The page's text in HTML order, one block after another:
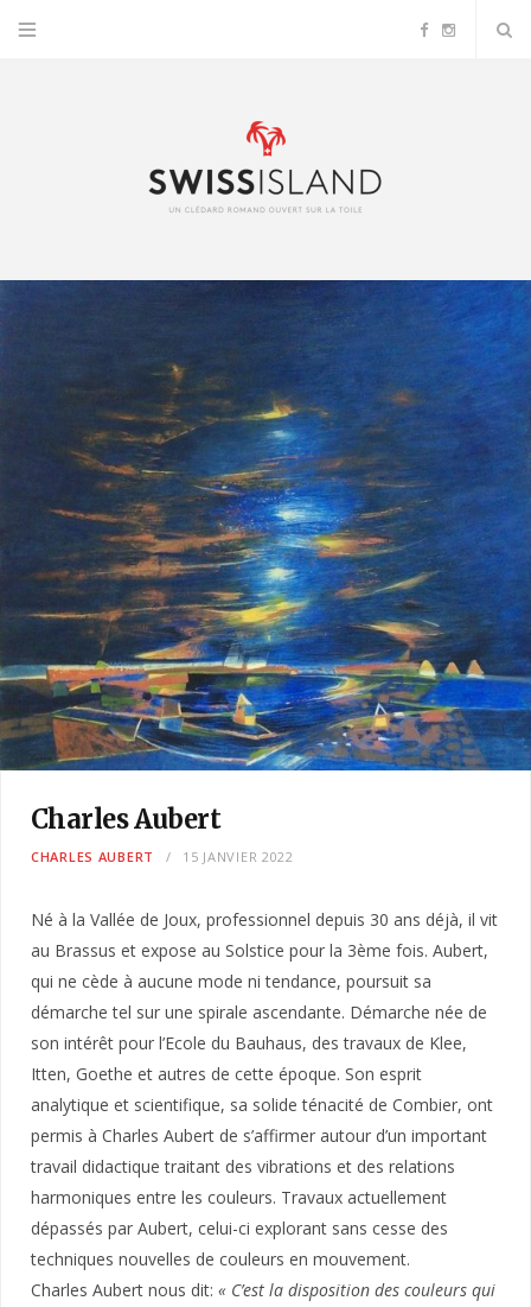
F
k
I
g
m
Charles Aubert
CHARLES AUBERT 15 JANVIER 2022
Né à la Vallée de Joux, professionnel depuis 30 ans déjà, il vit
au Brassus et expose au Solstice pour la 3ème fois. Aubert,
qui ne cède à aucune mode ni tendance, poursuit sa
démarche tel sur une spirale ascendante. Démarche née de
son intérêt pour l’Ecole du Bauhaus, des travaux de Klee,
Itten, Goethe et autres de cette époque. Son esprit
analytique et scientifique, sa solide ténacité de Combier, ont
permis à Charles Aubert de s’affirmer autour d’un important
travail didactique traitant des vibrations et des relations
harmoniques entre les couleurs. Travaux actuellement
dépassés par Aubert, celui-ci explorant sans cesse des
techniques nouvelles de couleurs en mouvement.
Charles Aubert nous dit: « C’est la disposition des couleurs qui